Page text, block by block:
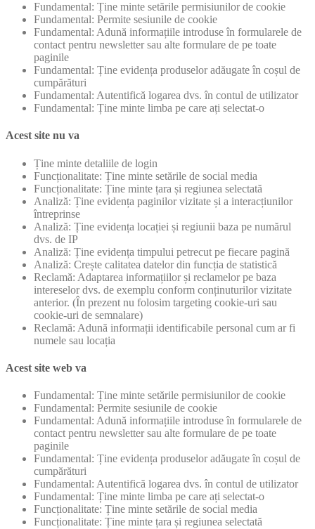
Fundamental: Ține minte setările permisiunilor de cookie
Fundamental: Permite sesiunile de cookie
Fundamental: Adună informațiile introduse în formularele de
contact pentru newsletter sau alte formulare de pe toate
paginile
Fundamental: Ține evidența produselor adăugate în coșul de
cumpărături
Fundamental: Autentifică logarea dvs. în contul de utilizator
Fundamental: Ține minte limba pe care ați selectat-o
Acest site nu va
Ține minte detaliile de login
Funcționalitate: Ține minte setările de social media
Funcționalitate: Ține minte țara și regiunea selectată
Analiză: Ține evidența paginilor vizitate și a interacțiunilor
întreprinse
Analiză: Ține evidența locației și regiunii baza pe numărul
dvs. de IP
Analiză: Ține evidența timpului petrecut pe fiecare pagină
Analiză: Crește calitatea datelor din funcția de statistică
Reclamă: Adaptarea informațiilor și reclamelor pe baza
intereselor dvs. de exemplu conform conținuturilor vizitate
anterior. (În prezent nu folosim targeting cookie-uri sau
cookie-uri de semnalare)
Reclamă: Adună informații identificabile personal cum ar fi
numele sau locația
Acest site web va
Fundamental: Ține minte setările permisiunilor de cookie
Fundamental: Permite sesiunile de cookie
Fundamental: Adună informațiile introduse în formularele de
contact pentru newsletter sau alte formulare de pe toate
paginile
Fundamental: Ține evidența produselor adăugate în coșul de
cumpărături
Fundamental: Autentifică logarea dvs. în contul de utilizator
Fundamental: Ține minte limba pe care ați selectat-o
Funcționalitate: Ține minte setările de social media
Funcționalitate: Ține minte țara și regiunea selectată